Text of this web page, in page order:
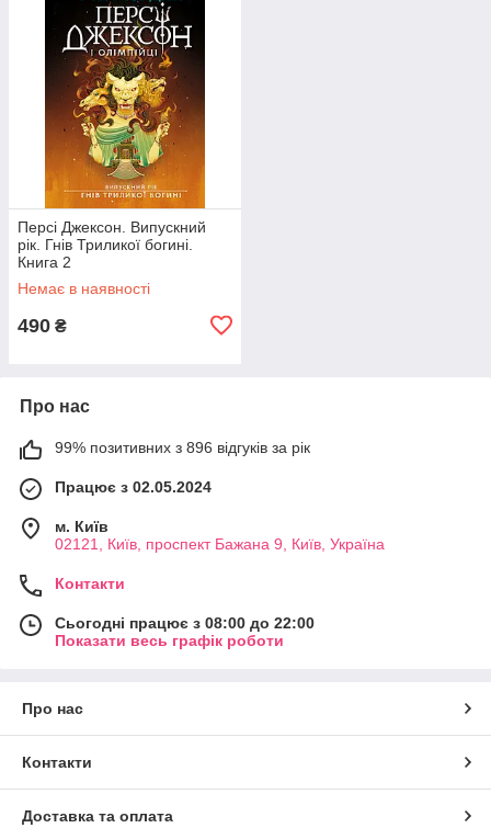
Персі Джексон. Випускний
рік. Гнів Триликої богині.
Книга 2
Немає в наявності
490 ₴
Про нас
99% позитивних з 896 відгуків за рік
Працює з 02.05.2024
м. Київ
02121, Київ, проспект Бажана 9, Київ, Україна
Контакти
Сьогодні працює з 08:00 до 22:00
Показати весь графік роботи
Про нас
Контакти
Доставка та оплата